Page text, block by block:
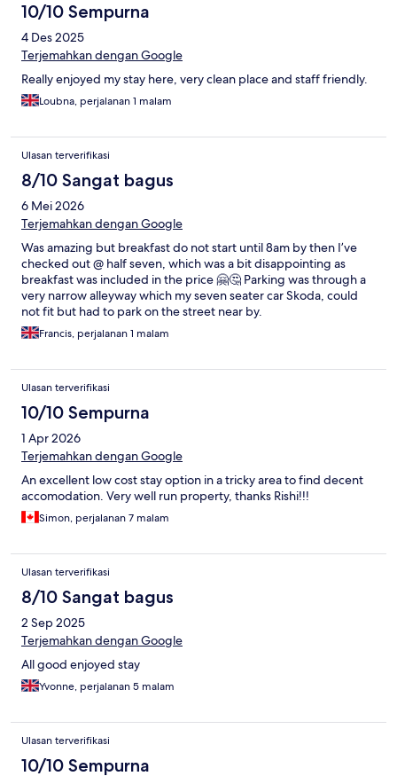
10/10 Sempurna
4 Des 2025
Terjemahkan dengan Google
Really enjoyed my stay here, very clean place and staff friendly.
Loubna, perjalanan 1 malam
Ulasan terverifikasi
8/10 Sangat bagus
6 Mei 2026
Terjemahkan dengan Google
Was amazing but breakfast do not start until 8am by then I’ve
checked out @ half seven, which was a bit disappointing as
breakfast was included in the price 🤗🤔 Parking was through a
very narrow alleyway which my seven seater car Skoda, could
not fit but had to park on the street near by.
Francis, perjalanan 1 malam
Ulasan terverifikasi
10/10 Sempurna
1 Apr 2026
Terjemahkan dengan Google
An excellent low cost stay option in a tricky area to find decent
accomodation. Very well run property, thanks Rishi!!!
Simon, perjalanan 7 malam
Ulasan terverifikasi
8/10 Sangat bagus
2 Sep 2025
Terjemahkan dengan Google
All good enjoyed stay
Yvonne, perjalanan 5 malam
Ulasan terverifikasi
10/10 Sempurna